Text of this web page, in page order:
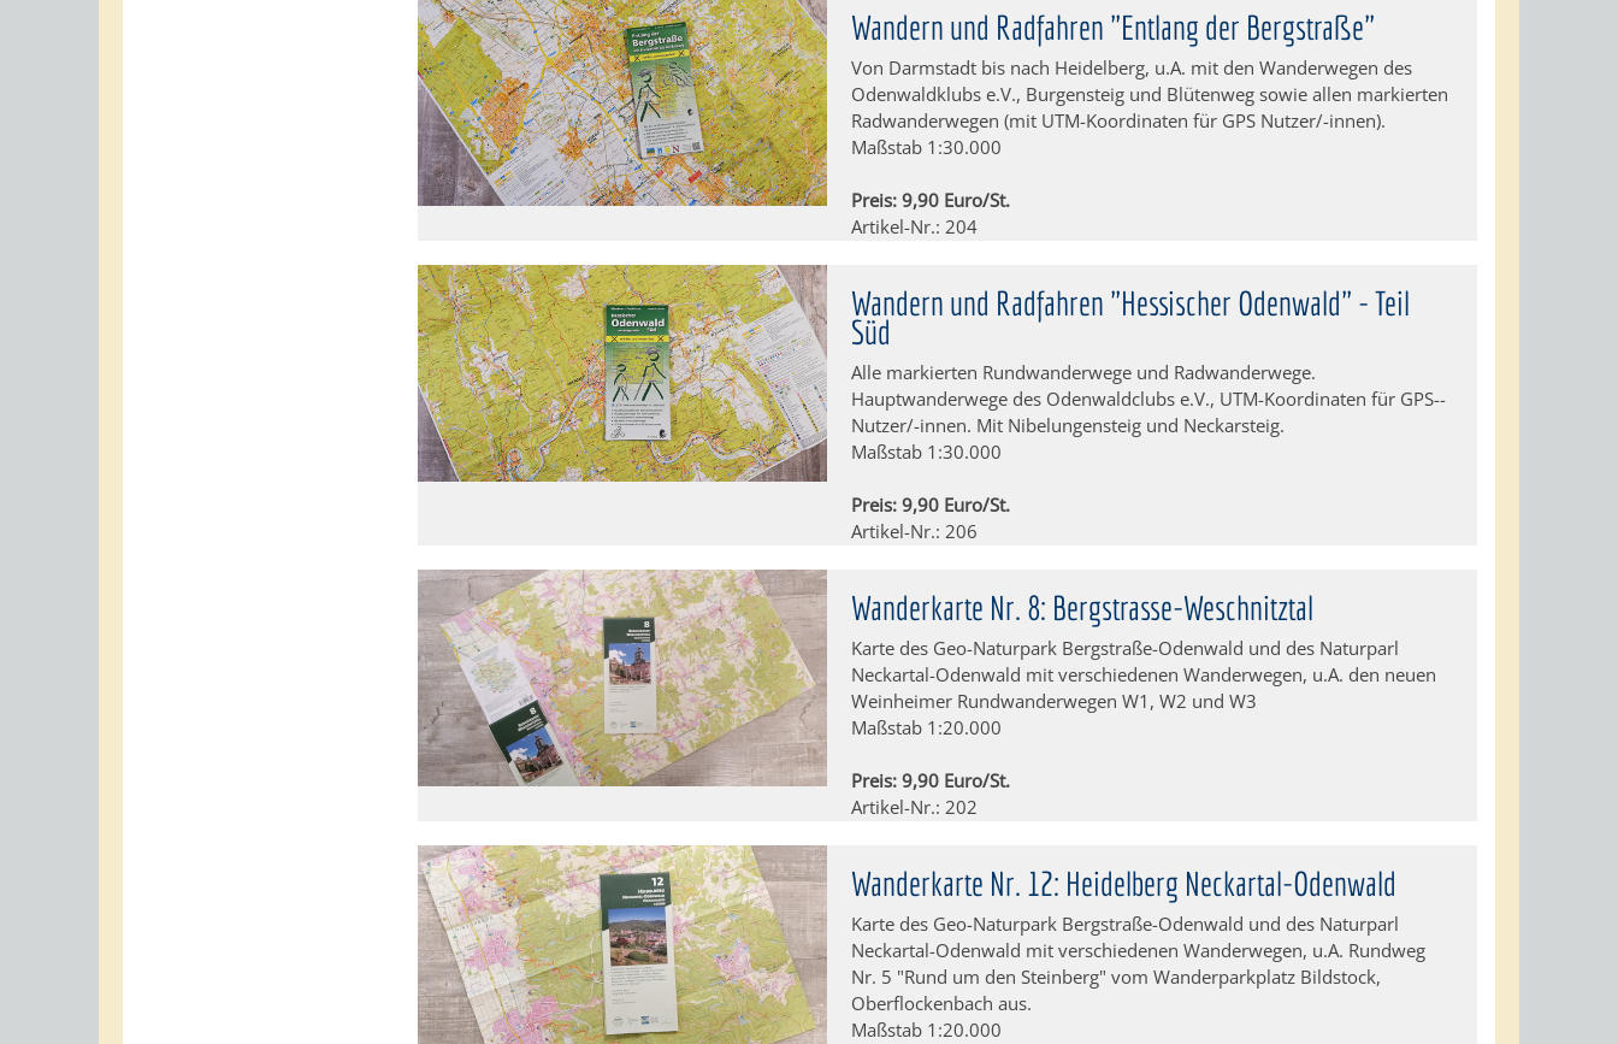
Wandern und Radfahren "Entlang der Bergstraße"
Von Darmstadt bis nach Heidelberg, u.A. mit den Wanderwegen des
Odenwaldklubs e.V., Burgensteig und Blütenweg sowie allen markierten
Radwanderwegen (mit UTM-Koordinaten für GPS Nutzer/-innen).
Maßstab 1:30.000
Preis: 9,90 Euro/St.
Artikel-Nr.: 204
Wandern und Radfahren "Hessischer Odenwald" - Teil
Süd
Alle markierten Rundwanderwege und Radwanderwege.
Hauptwanderwege des Odenwaldclubs e.V., UTM-Koordinaten für GPS--
Nutzer/-innen. Mit Nibelungensteig und Neckarsteig.
Maßstab 1:30.000
Preis: 9,90 Euro/St.
Artikel-Nr.: 206
Wanderkarte Nr. 8: Bergstrasse-Weschnitztal
Karte des Geo-Naturpark Bergstraße-Odenwald und des Naturparl
Neckartal-Odenwald mit verschiedenen Wanderwegen, u.A. den neuen
Weinheimer Rundwanderwegen W1, W2 und W3
Maßstab 1:20.000
Preis: 9,90 Euro/St.
Artikel-Nr.: 202
Wanderkarte Nr. 12: Heidelberg Neckartal-Odenwald
Karte des Geo-Naturpark Bergstraße-Odenwald und des Naturparl
Neckartal-Odenwald mit verschiedenen Wanderwegen, u.A. Rundweg
Nr. 5 "Rund um den Steinberg" vom Wanderparkplatz Bildstock,
Oberflockenbach aus.
Maßstab 1:20.000